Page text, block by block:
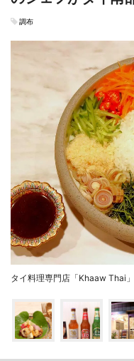
調布
タイ料理専門店「Khaaw Thai